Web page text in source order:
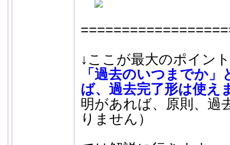
↓ここが最大のポイン
「過去のいつまでか
ば、過去完了形は使え
明があれば、原則、過
りません）